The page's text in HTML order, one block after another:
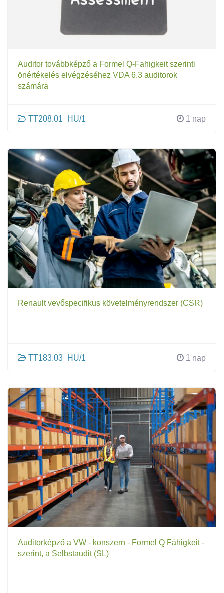
Auditor továbbképző a Formel Q-Fahigkeit szerinti
önértékelés elvégzéséhez VDA 6.3 auditorok
számára
TT208.01_HU/1 1 nap
Renault vevőspecifikus követelményrendszer (CSR)
TT183.03_HU/1 1 nap
Auditorképző a VW - konszern - Formel Q Fähigkeit -
szerint, a Selbstaudit (SL)